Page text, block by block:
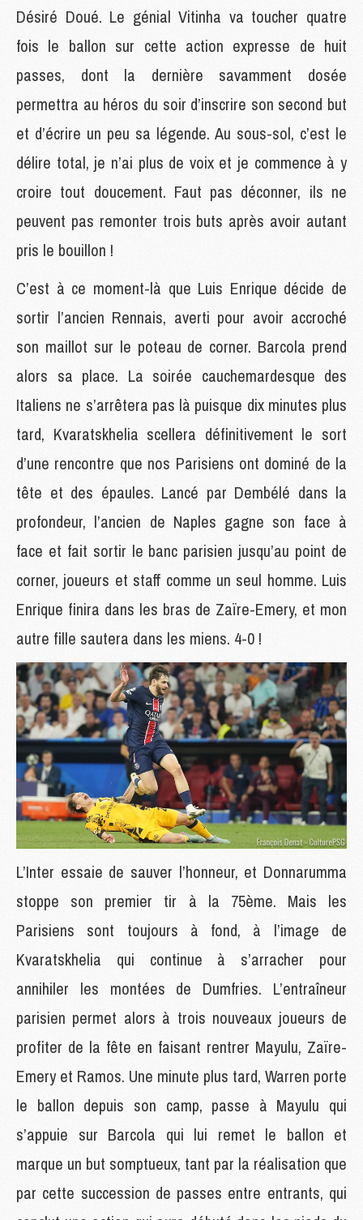
Désiré Doué. Le génial Vitinha va toucher quatre
fois le ballon sur cette action expresse de huit
passes, dont la dernière savamment dosée
permettra au héros du soir d’inscrire son second but
et d’écrire un peu sa légende. Au sous-sol, c’est le
délire total, je n’ai plus de voix et je commence à y
croire tout doucement. Faut pas déconner, ils ne
peuvent pas remonter trois buts après avoir autant
pris le bouillon !
C’est à ce moment-là que Luis Enrique décide de
sortir l’ancien Rennais, averti pour avoir accroché
son maillot sur le poteau de corner. Barcola prend
alors sa place. La soirée cauchemardesque des
Italiens ne s’arrêtera pas là puisque dix minutes plus
tard, Kvaratskhelia scellera définitivement le sort
d’une rencontre que nos Parisiens ont dominé de la
tête et des épaules. Lancé par Dembélé dans la
profondeur, l’ancien de Naples gagne son face à
face et fait sortir le banc parisien jusqu’au point de
corner, joueurs et staff comme un seul homme. Luis
Enrique finira dans les bras de Zaïre-Emery, et mon
autre fille sautera dans les miens. 4-0 !
L’Inter essaie de sauver l’honneur, et Donnarumma
stoppe son premier tir à la 75ème. Mais les
Parisiens sont toujours à fond, à l’image de
Kvaratskhelia qui continue à s’arracher pour
annihiler les montées de Dumfries. L’entraîneur
parisien permet alors à trois nouveaux joueurs de
profiter de la fête en faisant rentrer Mayulu, Zaïre-
Emery et Ramos. Une minute plus tard, Warren porte
le ballon depuis son camp, passe à Mayulu qui
s’appuie sur Barcola qui lui remet le ballon et
marque un but somptueux, tant par la réalisation que
par cette succession de passes entre entrants, qui